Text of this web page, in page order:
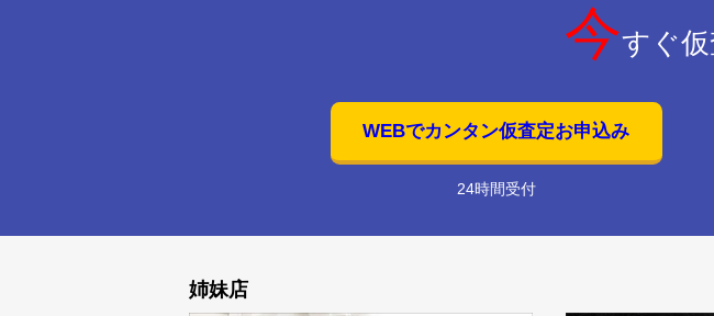
今すぐ仮
WEBでカンタン仮査定お申込み
24時間受付
姉妹店